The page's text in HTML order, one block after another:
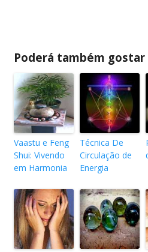
Poderá também gostar
Vaastu e Feng
Shui: Vivendo
em Harmonia
Técnica De
Circulação de
Energia